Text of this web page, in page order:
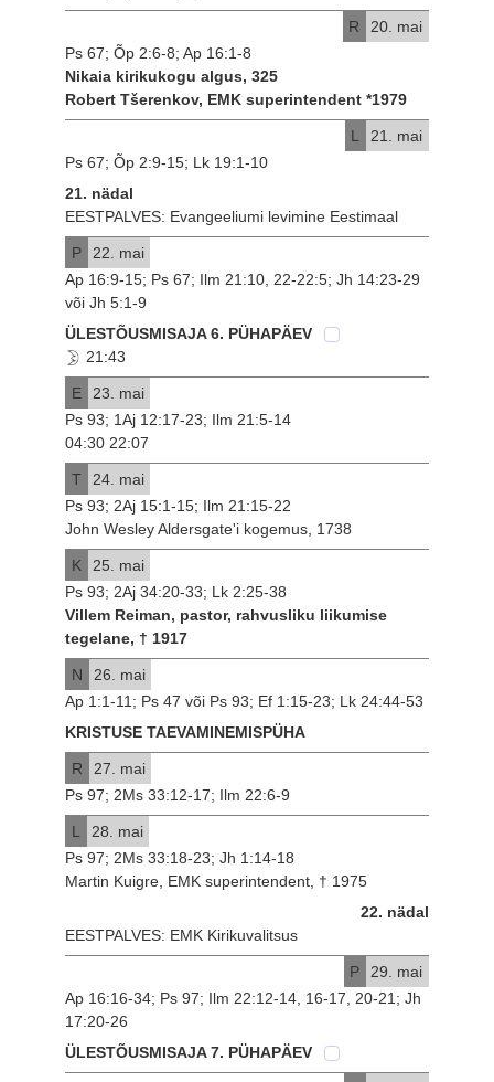
R
20. mai
Ps 67; Õp 2:6-8; Ap 16:1-8
Nikaia kirikukogu algus, 325
Robert Tšerenkov, EMK superintendent *1979
L
21. mai
Ps 67; Õp 2:9-15; Lk 19:1-10
21. nädal
EESTPALVES: Evangeeliumi levimine Eestimaal
P
22. mai
Ap 16:9-15; Ps 67; Ilm 21:10, 22-22:5; Jh 14:23-29
või Jh 5:1-9
ÜLESTÕUSMISAJA 6. PÜHAPÄEV
21:43
E
23. mai
Ps 93; 1Aj 12:17-23; Ilm 21:5-14
04:30 22:07
T
24. mai
Ps 93; 2Aj 15:1-15; Ilm 21:15-22
John Wesley Aldersgate'i kogemus, 1738
K
25. mai
Ps 93; 2Aj 34:20-33; Lk 2:25-38
Villem Reiman, pastor, rahvusliku liikumise
tegelane, † 1917
N
26. mai
Ap 1:1-11; Ps 47 või Ps 93; Ef 1:15-23; Lk 24:44-53
KRISTUSE TAEVAMINEMISPÜHA
R
27. mai
Ps 97; 2Ms 33:12-17; Ilm 22:6-9
L
28. mai
Ps 97; 2Ms 33:18-23; Jh 1:14-18
Martin Kuigre, EMK superintendent, † 1975
22. nädal
EESTPALVES: EMK Kirikuvalitsus
P
29. mai
Ap 16:16-34; Ps 97; Ilm 22:12-14, 16-17, 20-21; Jh
17:20-26
ÜLESTÕUSMISAJA 7. PÜHAPÄEV